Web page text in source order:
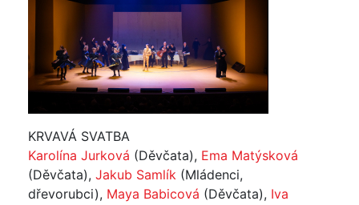
KRVAVÁ SVATBA
Karolína Jurková (Děvčata), Ema Matýsková
(Děvčata), Jakub Samlík (Mládenci,
dřevorubci), Maya Babicová (Děvčata), Iva